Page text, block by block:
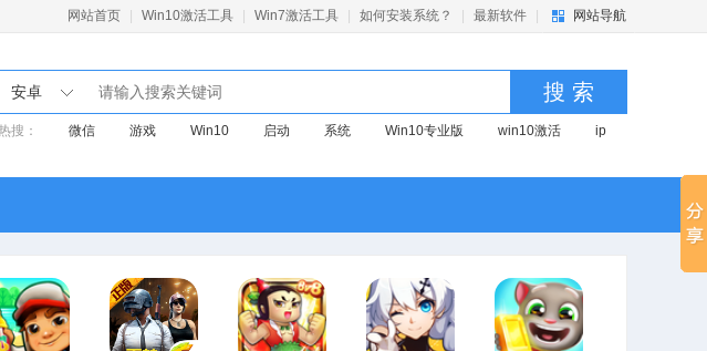
网站首页 Win10激活工具 Win7激活工具 如何安装系统？ 最新软件 网站导航
安卓 搜 索
搜： 微信 游戏 Win10 启动 系统 Win10专业版 win10激活
ip